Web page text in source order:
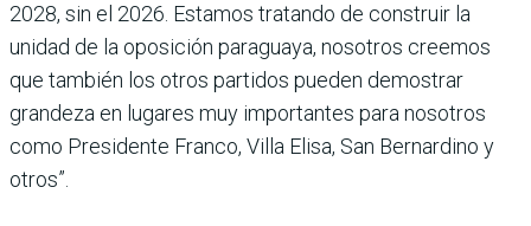
2028, sin el 2026. Estamos tratando de construir la
unidad de la oposición paraguaya, nosotros creemos
que también los otros partidos pueden demostrar
grandeza en lugares muy importantes para nosotros
como Presidente Franco, Villa Elisa, San Bernardino y
otros”.